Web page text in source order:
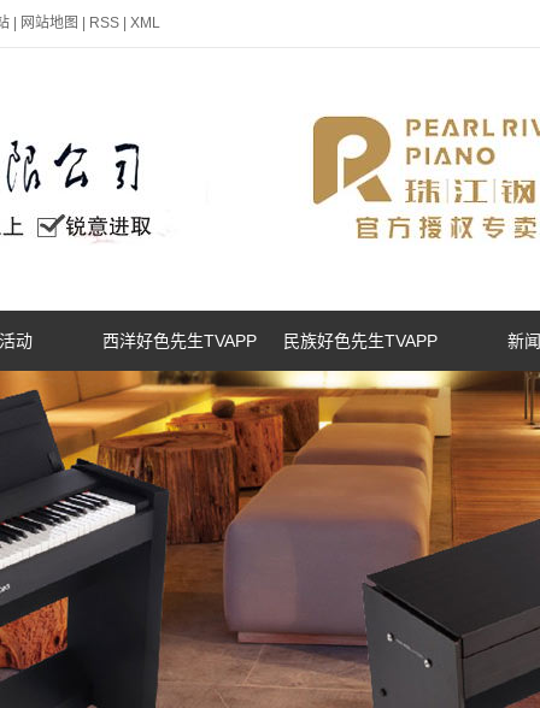
网站地图 RSS XML
动 西洋好色先生TVAPP 民族好色先生TVAPP 新